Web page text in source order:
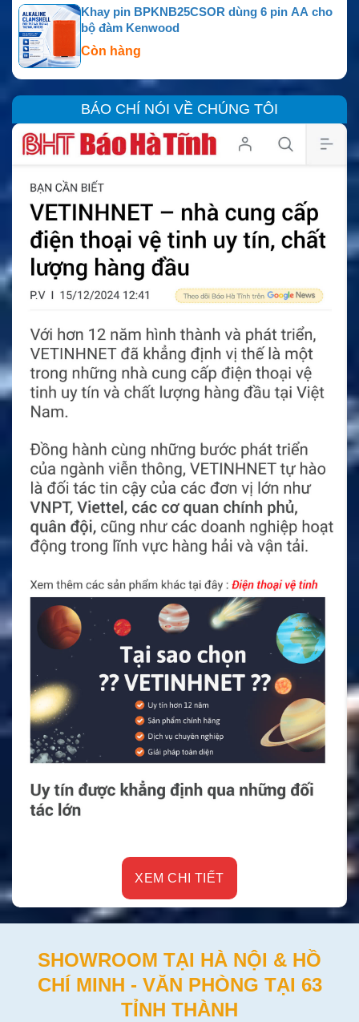
Khay pin BPKNB25CSOR dùng 6 pin AA cho
bộ đàm Kenwood
Còn hàng
BÁO CHÍ NÓI VỀ CHÚNG TÔI
XEM CHI TIẾT
SHOWROOM TẠI HÀ NỘI & HỒ
CHÍ MINH - VĂN PHÒNG TẠI 63
TỈNH THÀNH